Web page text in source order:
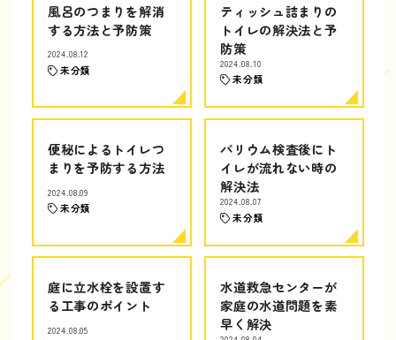
風呂のつまりを解消
する方法と予防策
2024.08.12
未分類
ティッシュ詰まりの
トイレの解決法と予
防策
2024.08.10
未分類
便秘によるトイレつ
まりを予防する方法
2024.08.09
未分類
バリウム検査後にト
イレが流れない時の
解決法
2024.08.07
未分類
庭に立水栓を設置す
る工事のポイント
2024.08.05
水道救急センターが
家庭の水道問題を素
早く解決